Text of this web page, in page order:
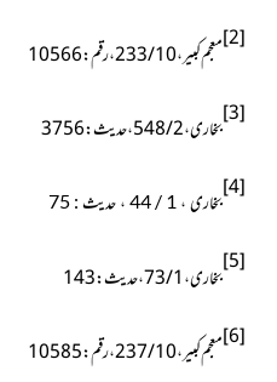
[2]
معجم کبیر ، 10 / 233 ، رقم : 10566
[3] بخاری ، 2 / 548 ، حدیث : 3756
[4]
بخاری ، 1 / 44 ، حدیث : 75
[5] بخاری ، 1 / 73 ، حدیث : 143
[6]
معجم کبیر ، 10 / 237 ، رقم : 10585